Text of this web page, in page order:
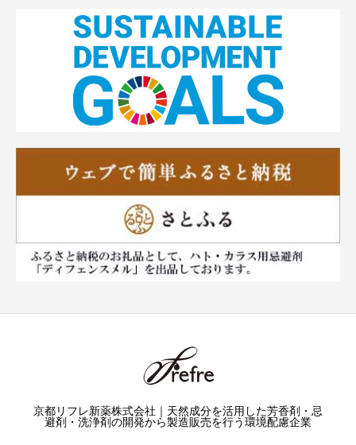
京都リフレ新薬株式会社｜天然成分を活用した芳香剤・忌
避剤・洗浄剤の開発から製造販売を行う環境配慮企業